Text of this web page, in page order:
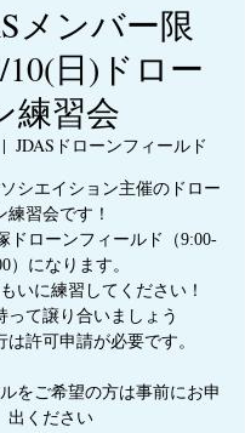
メンバー限
10(日)ドロー
練習会
JDASドローンフィールド
シエイション主催のドロー
練習会です！
ドローンフィールド（9:00-
）になります。
いに練習してください！
って譲り合いましょう
許可申請が必要です。
をご希望の方は事前にお申
出ください